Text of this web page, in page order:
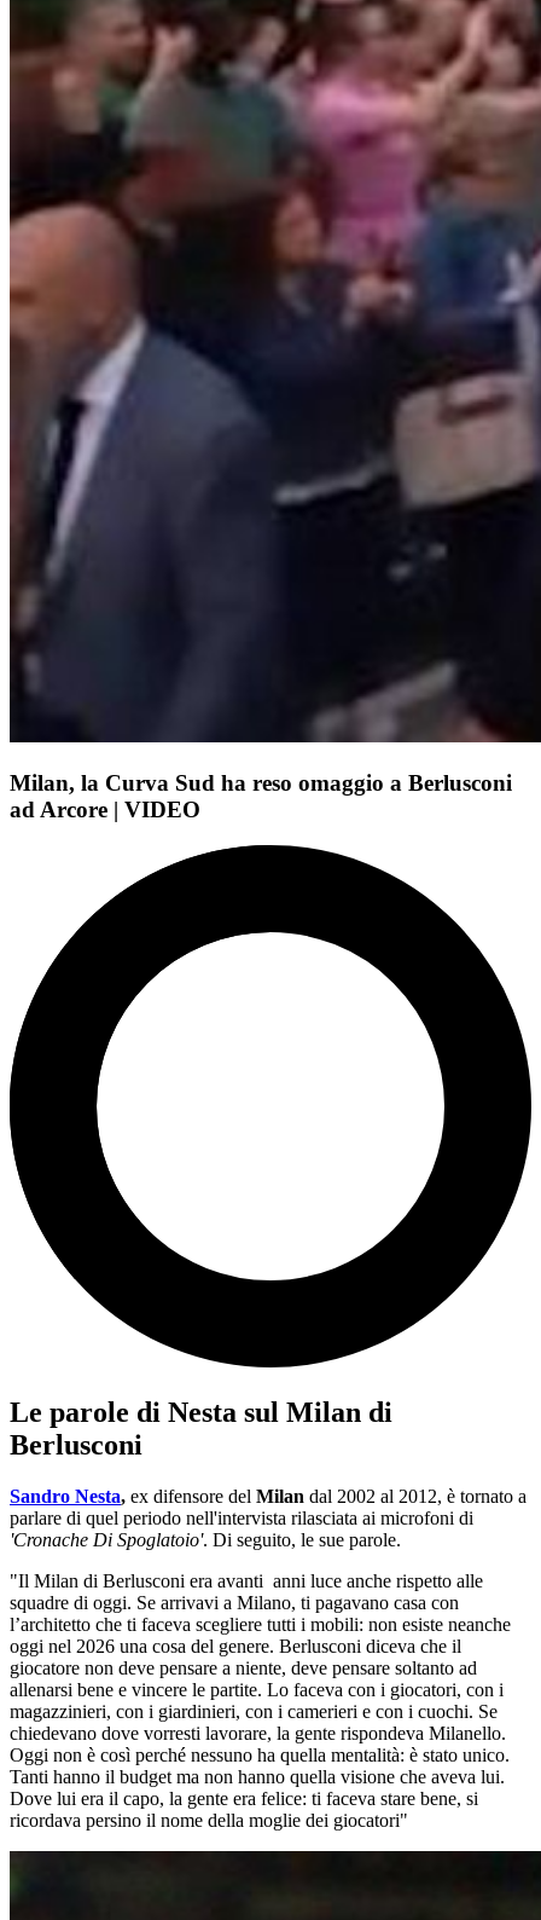
Milan, la Curva Sud ha reso omaggio a Berlusconi
ad Arcore | VIDEO
Le parole di Nesta sul Milan di
Berlusconi
Sandro Nesta, ex difensore del Milan dal 2002 al 2012, è tornato a
parlare di quel periodo nell'intervista rilasciata ai microfoni di
'Cronache Di Spoglatoio'. Di seguito, le sue parole.
"Il Milan di Berlusconi era avanti anni luce anche rispetto alle
squadre di oggi. Se arrivavi a Milano, ti pagavano casa con
l’architetto che ti faceva scegliere tutti i mobili: non esiste neanche
oggi nel 2026 una cosa del genere. Berlusconi diceva che il
giocatore non deve pensare a niente, deve pensare soltanto ad
allenarsi bene e vincere le partite. Lo faceva con i giocatori, con i
magazzinieri, con i giardinieri, con i camerieri e con i cuochi. Se
chiedevano dove vorresti lavorare, la gente rispondeva Milanello.
Oggi non è così perché nessuno ha quella mentalità: è stato unico.
Tanti hanno il budget ma non hanno quella visione che aveva lui.
Dove lui era il capo, la gente era felice: ti faceva stare bene, si
ricordava persino il nome della moglie dei giocatori"